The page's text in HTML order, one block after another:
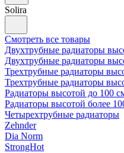
Solira
Смотреть все товары
Двухтрубные радиаторы
Двухтрубные радиаторы
Трехтрубные радиаторы
Трехтрубные радиаторы
Радиаторы высотой до 100
Радиаторы высотой более
Четырехтрубные радиаторы
Zehnder
Dia Norm
StrongHot